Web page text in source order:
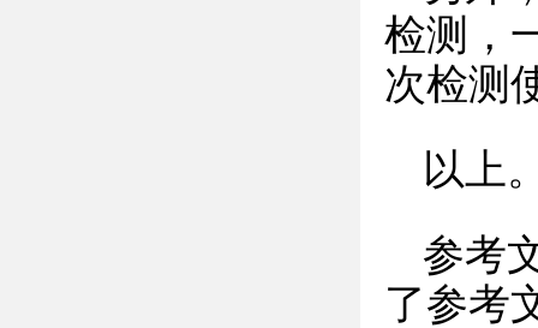
检测，
次检测
以上
参考
了参考